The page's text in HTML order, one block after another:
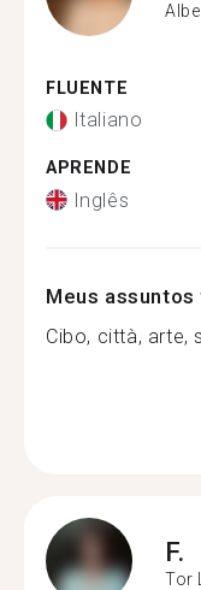
FLUENTE
Italiano
APRENDE
Inglês
Meus
Cibo, città, arte,
F.
Tor